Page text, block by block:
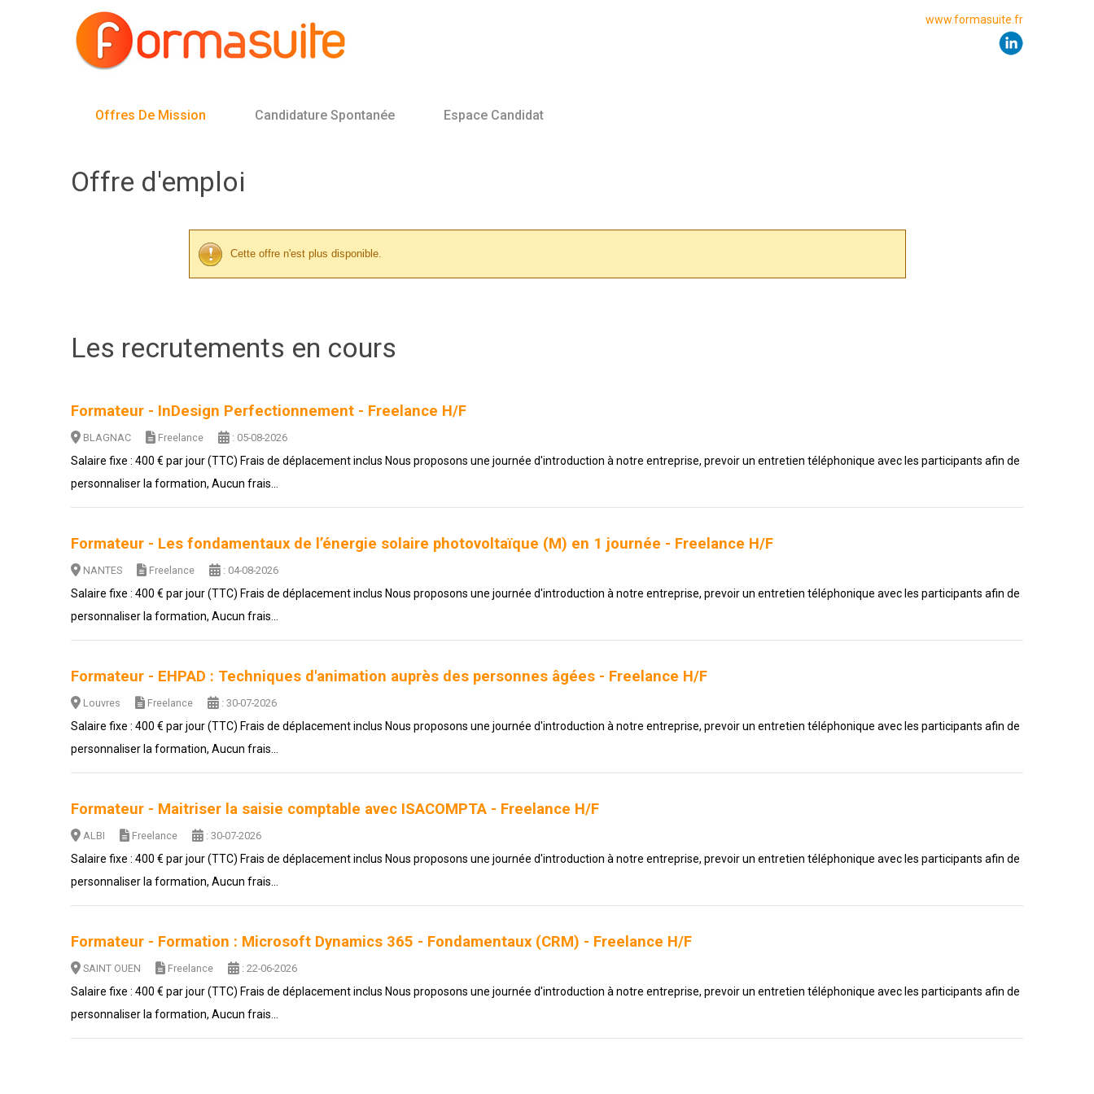
www.formasuite.fr
Offres De Mission Candidature Spontanée Espace Candidat
Offre d'emploi
Cette offre n'est plus disponible.
Les recrutements en cours
Formateur - InDesign Perfectionnement - Freelance H/F
BLAGNAC Freelance : 05-08-2026
Salaire fixe : 400 € par jour (TTC) Frais de déplacement inclus Nous proposons une journée d'introduction à notre entreprise, prevoir un entretien téléphonique avec les participants afin de
personnaliser la formation, Aucun frais...
Formateur - Les fondamentaux de l’énergie solaire photovoltaïque (M) en 1 journée - Freelance H/F
NANTES Freelance : 04-08-2026
Salaire fixe : 400 € par jour (TTC) Frais de déplacement inclus Nous proposons une journée d'introduction à notre entreprise, prevoir un entretien téléphonique avec les participants afin de
personnaliser la formation, Aucun frais...
Formateur - EHPAD : Techniques d'animation auprès des personnes âgées - Freelance H/F
Louvres Freelance : 30-07-2026
Salaire fixe : 400 € par jour (TTC) Frais de déplacement inclus Nous proposons une journée d'introduction à notre entreprise, prevoir un entretien téléphonique avec les participants afin de
personnaliser la formation, Aucun frais...
Formateur - Maitriser la saisie comptable avec ISACOMPTA - Freelance H/F
ALBI Freelance : 30-07-2026
Salaire fixe : 400 € par jour (TTC) Frais de déplacement inclus Nous proposons une journée d'introduction à notre entreprise, prevoir un entretien téléphonique avec les participants afin de
personnaliser la formation, Aucun frais...
Formateur - Formation : Microsoft Dynamics 365 - Fondamentaux (CRM) - Freelance H/F
SAINT OUEN Freelance : 22-06-2026
Salaire fixe : 400 € par jour (TTC) Frais de déplacement inclus Nous proposons une journée d'introduction à notre entreprise, prevoir un entretien téléphonique avec les participants afin de
personnaliser la formation, Aucun frais...